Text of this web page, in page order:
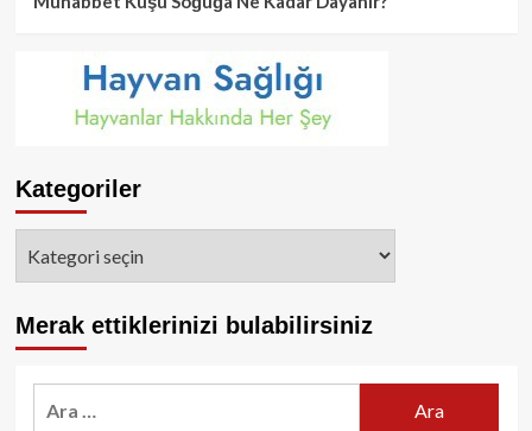
Kategoriler
Merak ettiklerinizi bulabilirsiniz